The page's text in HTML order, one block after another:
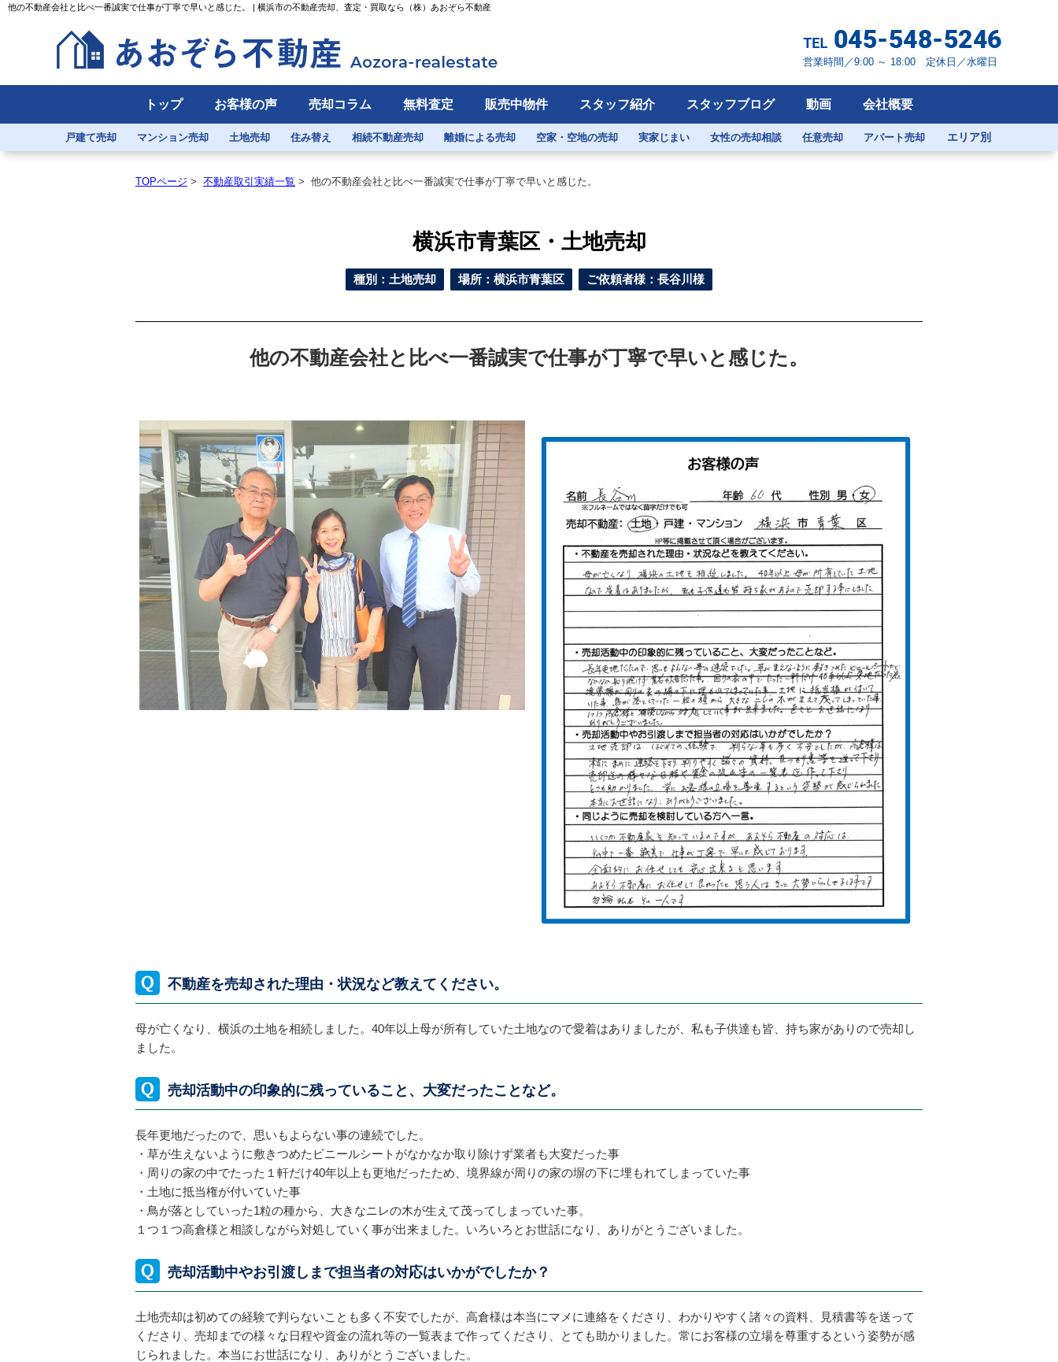
他の不動産会社と比べ一番誠実で仕事が丁寧で早いと感じた。 | 横浜市の不動産売却、査定・買取なら（株）あおぞら不動産
営業時間／9:00 ～ 18:00 定休日／水曜日
トップ お客様の声 売却コラム 無料査定 販売中物件 スタッフ紹介 スタッフブログ 動画 会社概要
戸建て売却 マンション売却 土地売却 住み替え 相続不動産売却 離婚による売却 空家・空地の売却 実家じまい 女性の売却相談 任意売却 アパート売却 エリア別
TOPページ > 不動産取引実績一覧 > 他の不動産会社と比べ一番誠実で仕事が丁寧で早いと感じた。
横浜市青葉区・土地売却
種別：土地売却 場所：横浜市青葉区 ご依頼者様：長谷川様
他の不動産会社と比べ一番誠実で仕事が丁寧で早いと感じた。
不動産を売却された理由・状況など教えてください。
母が亡くなり、横浜の土地を相続しました。40年以上母が所有していた土地なので愛着はありましたが、私も子供達も皆、持ち家がありので売却し
ました。
売却活動中の印象的に残っていること、大変だったことなど。
長年更地だったので、思いもよらない事の連続でした。
・草が生えないように敷きつめたビニールシートがなかなか取り除けず業者も大変だった事
・周りの家の中でたった１軒だけ40年以上も更地だったため、境界線が周りの家の塀の下に埋もれてしまっていた事
・土地に抵当権が付いていた事
・鳥が落としていった1粒の種から、大きなニレの木が生えて茂ってしまっていた事。
１つ１つ高倉様と相談しながら対処していく事が出来ました。いろいろとお世話になり、ありがとうございました。
売却活動中やお引渡しまで担当者の対応はいかがでしたか？
土地売却は初めての経験で判らないことも多く不安でしたが、高倉様は本当にマメに連絡をくださり、わかりやすく諸々の資料、見積書等を送って
くださり、売却までの様々な日程や資金の流れ等の一覧表まで作ってくださり、とても助かりました。常にお客様の立場を尊重するという姿勢が感
じられました。本当にお世話になり、ありがとうございました。